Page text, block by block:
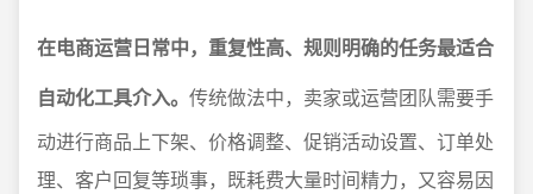
在电商运营日常中，重复性高、规则明确的任务最适合
自动化工具介入。 传统做法中，卖家或运营团队需要手
动进行商品上下架、价格调整、促销活动设置、订单处
理、客户回复等琐事，既耗费大量时间精力，又容易因